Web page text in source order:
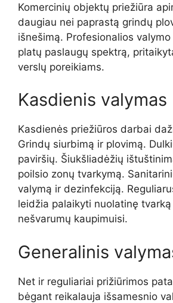
Komercinių objektų priežiūra
daugiau nei paprastą grindų
išnešimą. Profesionalios
platų paslaugų spektrą,
verslų poreikiams.
Kasdienis valymas
Kasdienės priežiūros darbai
Grindų siurbimą ir plovimą.
paviršių. Šiukšliadėžių
poilsio zonų tvarkymą.
valymą ir dezinfekciją.
leidžia palaikyti nuolatinę
nešvarumų kaupimuisi.
Generalinis
Net ir reguliariai prižiūrimos
bėgant reikalauja išsamesnio